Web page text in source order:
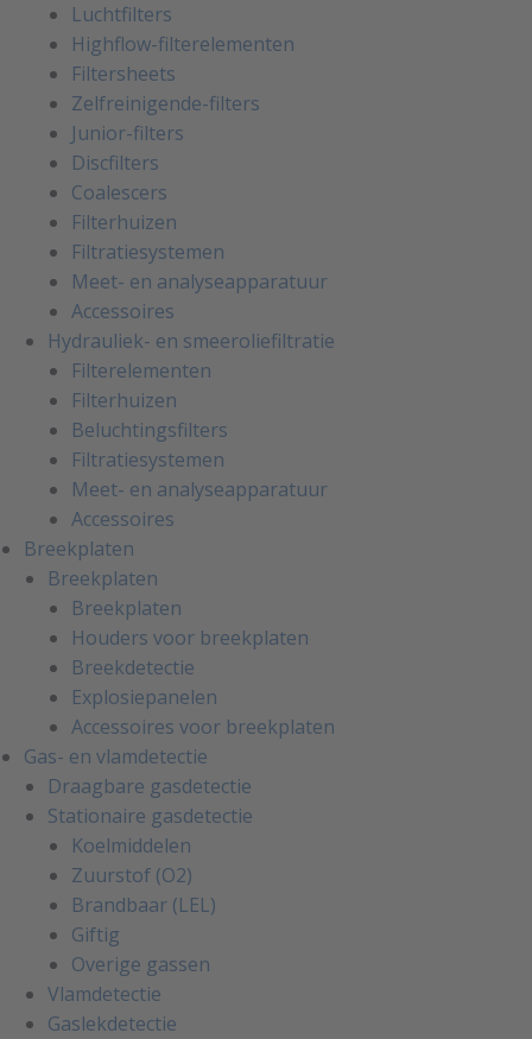
Luchtfilters
Highflow-filterelementen
Filtersheets
Zelfreinigende-filters
Junior-filters
Discfilters
Coalescers
Filterhuizen
Filtratiesystemen
Meet- en analyseapparatuur
Accessoires
Hydrauliek- en smeeroliefiltratie
Filterelementen
Filterhuizen
Beluchtingsfilters
Filtratiesystemen
Meet- en analyseapparatuur
Accessoires
Breekplaten
Breekplaten
Breekplaten
Houders voor breekplaten
Breekdetectie
Explosiepanelen
Accessoires voor breekplaten
Gas- en vlamdetectie
Draagbare gasdetectie
Stationaire gasdetectie
Koelmiddelen
Zuurstof (O2)
Brandbaar (LEL)
Giftig
Overige gassen
Vlamdetectie
Gaslekdetectie